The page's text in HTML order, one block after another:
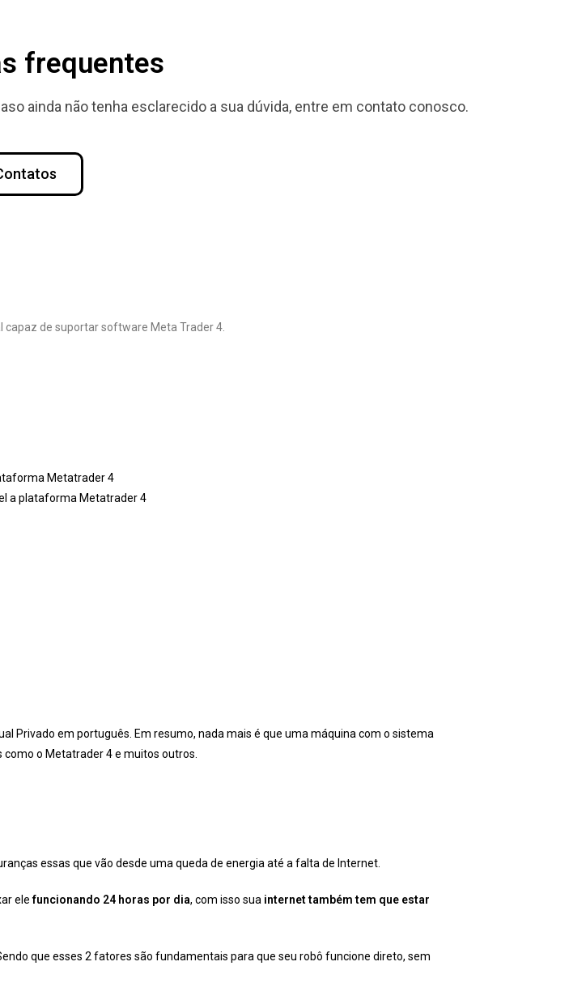
frequentes
ainda não tenha esclarecido a sua dúvida, entre em contato conosco.
de suportar software Meta Trader 4.
Metatrader 4
a plataforma Metatrader 4
Privado em português. Em resumo, nada mais é que uma máquina com o sistema
o Metatrader 4 e muitos outros.
essas que vão desde uma queda de energia até a falta de Internet.
elefuncionando 24 horas por dia, com isso sua internet também tem que estar
que esses 2 fatores são fundamentais para que seu robô funcione direto, sem